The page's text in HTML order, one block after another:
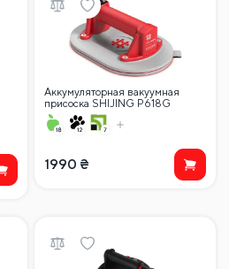
Аккумуляторная вакуумная
присоска SHIJING P618G
(овальная) с автоподкачкой и
цифровым дисплеем, в кейсе
1990 ₴